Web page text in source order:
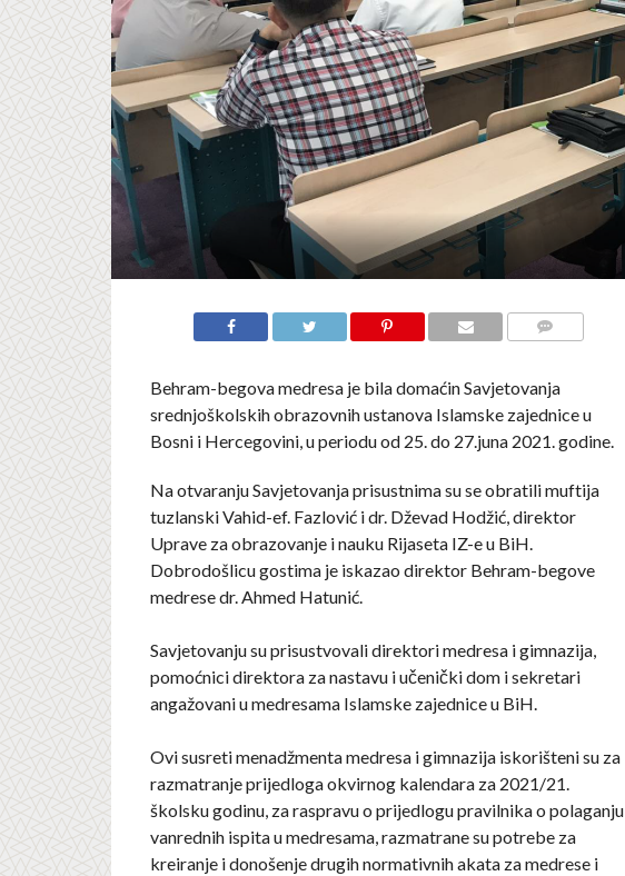
Behram-begova medresa je bila domaćin Savjetovanja
srednjoškolskih obrazovnih ustanova Islamske zajednice u
Bosni i Hercegovini, u periodu od 25. do 27.juna 2021. godine.
Na otvaranju Savjetovanja prisustnima su se obratili muftija
tuzlanski Vahid-ef. Fazlović i dr. Dževad Hodžić, direktor
Uprave za obrazovanje i nauku Rijaseta IZ-e u BiH.
Dobrodošlicu gostima je iskazao direktor Behram-begove
medrese dr. Ahmed Hatunić.
Savjetovanju su prisustvovali direktori medresa i gimnazija,
pomoćnici direktora za nastavu i učenički dom i sekretari
angažovani u medresama Islamske zajednice u BiH.
Ovi susreti menadžmenta medresa i gimnazija iskorišteni su za
razmatranje prijedloga okvirnog kalendara za 2021/21.
školsku godinu, za raspravu o prijedlogu pravilnika o polaganju
vanrednih ispita u medresama, razmatrane su potrebe za
kreiranje i donošenje drugih normativnih akata za medrese i